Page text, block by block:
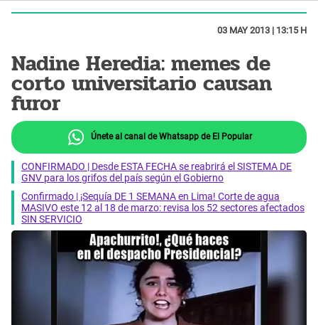
03 MAY 2013 | 13:15 H
Nadine Heredia: memes de
corto universitario causan
furor
Únete al canal de Whatsapp de El Popular
CONFIRMADO | Desde ESTA FECHA se reabrirá el SISTEMA DE
GNV para los grifos del país según el Gobierno
Confirmado | ¡Sequía DE 1 SEMANA en Lima! Corte de agua
MASIVO este 12 al 18 de marzo: revisa los 52 sectores afectados
SIN SERVICIO